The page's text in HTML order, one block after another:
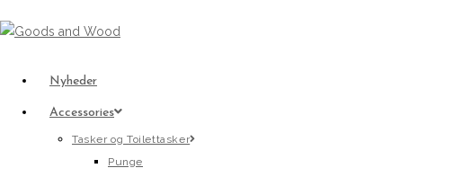
Nyheder
Accessories
Tasker og Toilettasker
Punge